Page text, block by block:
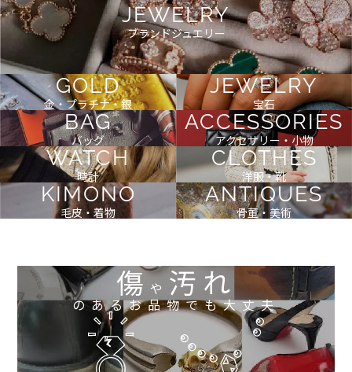
JEWELRY
ブランドジュエリー
GOLD
金・プラチナ・銀
JEWELRY
宝石
BAG
バッグ
ACCESSORIES
アクセサリー・小物
WATCH
時計
CLOTHES
洋服・靴
KIMONO
毛皮・着物
ANTIQUES
骨董・美術
傷や 汚れ
のあるお品物でも大丈夫